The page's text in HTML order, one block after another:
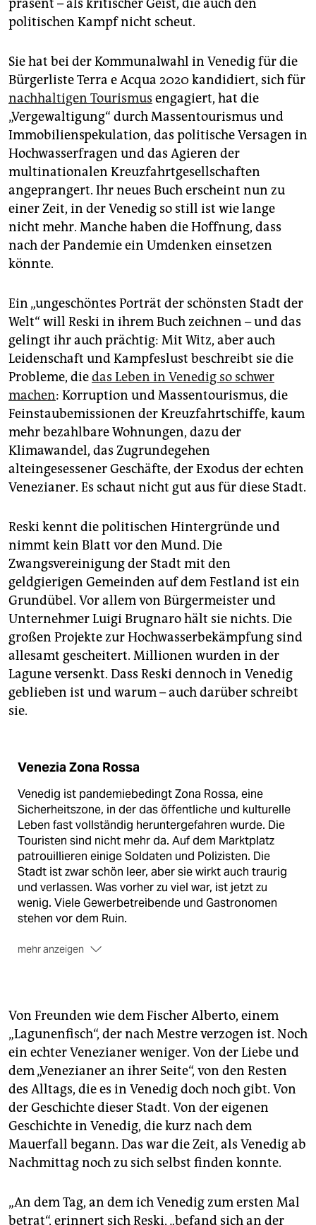
präsent – als kritischer Geist, die auch den
politischen Kampf nicht scheut.
Sie hat bei der Kommunalwahl in Venedig für die
Bürgerliste Terra e Acqua 2020 kandidiert, sich für
nachhaltigen Tourismus engagiert, hat die
„Vergewaltigung“ durch Massentourismus und
Immobilienspekulation, das politische Versagen in
Hochwasserfragen und das Agieren der
multinationalen Kreuzfahrtgesellschaften
angeprangert. Ihr neues Buch erscheint nun zu
einer Zeit, in der Venedig so still ist wie lange
nicht mehr. Manche haben die Hoffnung, dass
nach der Pandemie ein Umdenken einsetzen
könnte.
Ein „ungeschöntes Porträt der schönsten Stadt der
Welt“ will Reski in ihrem Buch zeichnen – und das
gelingt ihr auch prächtig: Mit Witz, aber auch
Leidenschaft und Kampfeslust beschreibt sie die
Probleme, diedas Leben in Venedig so schwer
machen: Korruption und Massentourismus, die
Feinstaubemissionen der Kreuzfahrtschiffe, kaum
mehr bezahlbare Wohnungen, dazu der
Klimawandel, das Zugrundegehen
alteingesessener Geschäfte, der Exodus der echten
Venezianer. Es schaut nicht gut aus für diese Stadt.
Reski kennt die politischen Hintergründe und
nimmt kein Blatt vor den Mund. Die
Zwangsvereinigung der Stadt mit den
geldgierigen Gemeinden auf dem Festland ist ein
Grundübel. Vor allem von Bürgermeister und
Unternehmer Luigi Brugnaro hält sie nichts. Die
großen Projekte zur Hochwasserbekämpfung sind
allesamt gescheitert. Millionen wurden in der
Lagune versenkt. Dass Reski dennoch in Venedig
geblieben ist und warum – auch darüber schreibt
sie.
Venezia Zona Rossa
Venedig ist pandemiebedingt Zona Rossa, eine
Sicherheitszone, in der das öffentliche und kulturelle
Leben fast vollständig heruntergefahren wurde. Die
Touristen sind nicht mehr da. Auf dem Marktplatz
patrouillieren einige Soldaten und Polizisten. Die
Stadt ist zwar schön leer, aber sie wirkt auch traurig
und verlassen. Was vorher zu viel war, ist jetzt zu
wenig. Viele Gewerbetreibende und Gastronomen
stehen vor dem Ruin.
mehr anzeigen
18 Euro
Von Freunden wie dem Fischer Alberto, einem
„Lagunenfisch“, der nach Mestre verzogen ist. Noch
ein echter Venezianer weniger. Von der Liebe und
dem „Venezianer an ihrer Seite“, von den Resten
des Alltags, die es in Venedig doch noch gibt. Von
der Geschichte dieser Stadt. Von der eigenen
Geschichte in Venedig, die kurz nach dem
Mauerfall begann. Das war die Zeit, als Venedig ab
Nachmittag noch zu sich selbst finden konnte.
„An dem Tag, an dem ich Venedig zum ersten Mal
betrat“, erinnert sich Reski, „befand sich an der